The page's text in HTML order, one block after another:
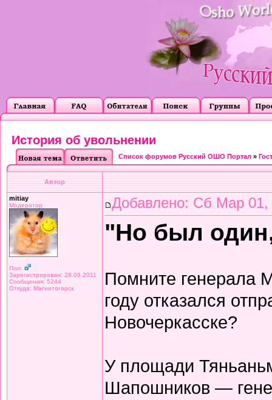
История об увольнении
Список форумов Русский ОШО Портал »
Автор
mitiay
Модератор
Пол:
Зарегистрирован: 28.06.2011
Сообщения: 5244
Откуда: Магнитогорск
Добавлено: Сб Мар 01,
"Но был
Помните генерала
году отказался
Новочеркасске?
У площади
Шапошников —